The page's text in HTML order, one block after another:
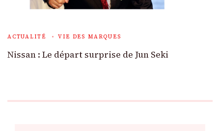
ACTUALITÉ VIE DES MARQUES
Nissan : Le départ surprise de Jun Seki